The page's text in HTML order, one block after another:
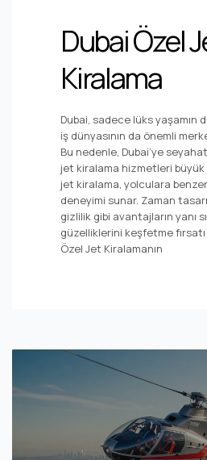
Dubai Özel
Kiralama
Dubai, sadece lüks yaşamın
iş dünyasının da önemli
Bu nedenle, Dubai’ye
jet kiralama hizmetleri büyük
jet kiralama, yolculara
deneyimi sunar. Zaman
gizlilik gibi avantajların yanı
güzelliklerini keşfetme fırsatı
Özel Jet Kiralamanın